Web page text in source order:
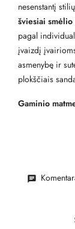
nesenstantį
šviesiai
pagal
įvaizdį
asmenybę ir
plokščiais
Gaminio